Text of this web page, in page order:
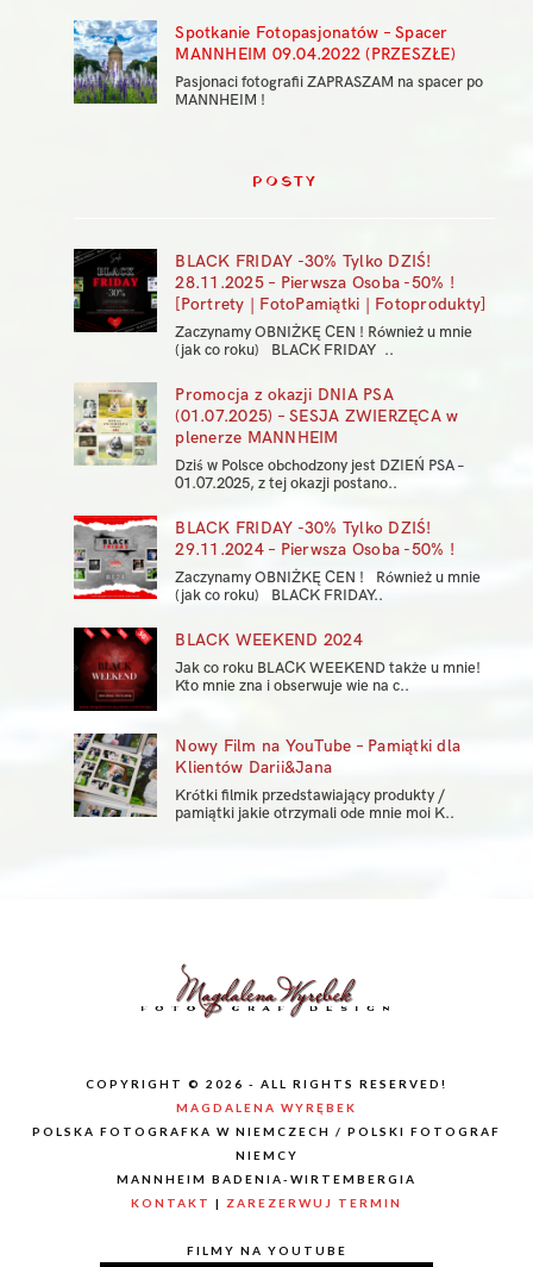
Spotkanie Fotopasjonatów – Spacer
MANNHEIM 09.04.2022 (PRZESZŁE)
Pasjonaci fotografii ZAPRASZAM na spacer po
MANNHEIM !
POSTY
BLACK FRIDAY -30% Tylko DZIŚ!
28.11.2025 – Pierwsza Osoba -50% !
[Portrety | FotoPamiątki | Fotoprodukty]
Zaczynamy OBNIŻKĘ CEN ! Również u mnie
(jak co roku) BLACK FRIDAY ..
Promocja z okazji DNIA PSA
(01.07.2025) – SESJA ZWIERZĘCA w
plenerze MANNHEIM
Dziś w Polsce obchodzony jest DZIEŃ PSA –
01.07.2025, z tej okazji postano..
BLACK FRIDAY -30% Tylko DZIŚ!
29.11.2024 – Pierwsza Osoba -50% !
Zaczynamy OBNIŻKĘ CEN ! Również u mnie
(jak co roku) BLACK FRIDAY..
BLACK WEEKEND 2024
Jak co roku BLACK WEEKEND także u mnie!
Kto mnie zna i obserwuje wie na c..
Nowy Film na YouTube – Pamiątki dla
Klientów Darii&Jana
Krótki filmik przedstawiający produkty /
pamiątki jakie otrzymali ode mnie moi K..
COPYRIGHT © 2026 - ALL RIGHTS RESERVED!
MAGDALENA WYRĘBEK
POLSKA FOTOGRAFKA W NIEMCZECH / POLSKI FOTOGRAF
NIEMCY
MANNHEIM BADENIA-WIRTEMBERGIA
KONTAKT | ZAREZERWUJ TERMIN
FILMY NA YOUTUBE